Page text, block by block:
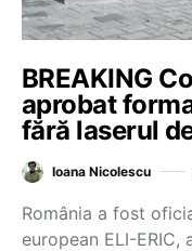
BREAKING
aprobat
fără laserul
Ioana Nicolescu
România a fost
european ELI-